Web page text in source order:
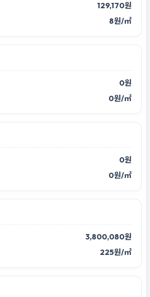
129,170원
8원/㎡
0원
0원/㎡
0원
0원/㎡
3,800,080원
225원/㎡